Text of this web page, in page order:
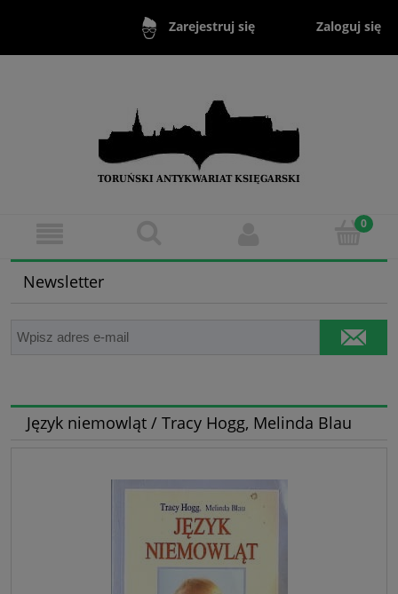
Zarejestruj się Zaloguj się
Newsletter
Język niemowląt / Tracy Hogg, Melinda Blau